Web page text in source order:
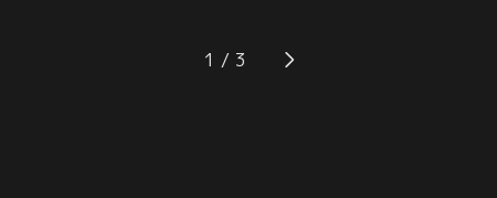
ふためく。グレッチェンは「組織」
「組織」の建築家を狙っており、セ
ルフ捜査官は意外な味方と出会う。
1